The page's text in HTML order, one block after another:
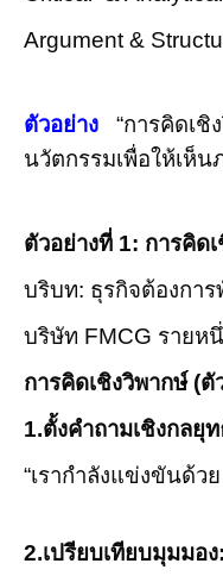
Argument &
ตัวอย่าง “การคิดเชิ
นวัตกรรมเพื่อให้เห็
ตัวอย่างที่ 1: การคิด
บริบท: ธุรกิจต้องกา
บริษัท FMCG รายห
การคิดเชิงวิพากษ์ (ตั
1.ตั้งคำถามเชิงกลยุ
“เรากำลังแข่งขันด้ว
2.เปรียบเทียบมุมมอง: